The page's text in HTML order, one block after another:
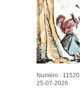
Numéro : 11520
25-07-2026